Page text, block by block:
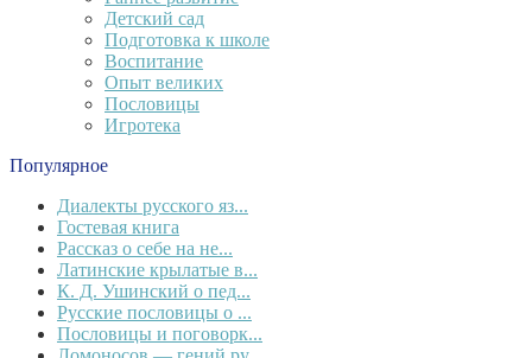
Детский сад
Подготовка к школе
Воспитание
Опыт великих
Пословицы
Игротека
Популярное
Диалекты русского яз...
Гостевая книга
Рассказ о себе на не...
Латинские крылатые в...
К. Д. Ушинский о пед...
Русские пословицы о ...
Пословицы и поговорк...